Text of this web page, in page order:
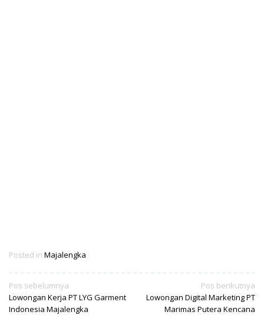
Posted in Majalengka
Navigasi
pos
Pos sebelumnya
Lowongan Kerja PT LYG Garment
Indonesia Majalengka
Pos berikutnya
Lowongan Digital Marketing PT
Marimas Putera Kencana